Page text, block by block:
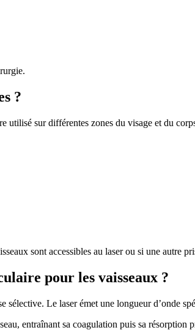
?
utilisé sur différentes zones du visage et du
sont accessibles au laser ou si une autre
pour les vaisseaux ?
Le laser émet une longueur d’onde
entraînant sa coagulation puis sa résorption